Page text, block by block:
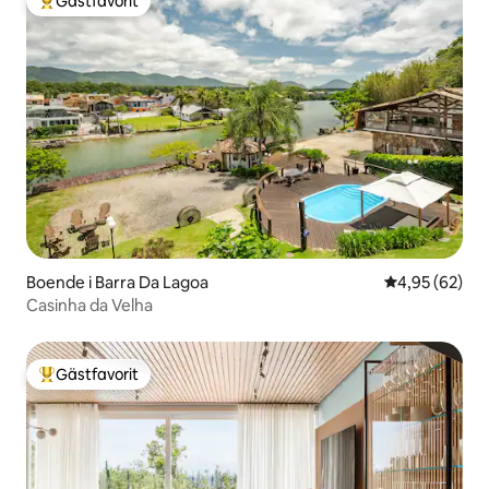
Populär gästfavorit
Boende i Barra Da Lagoa 4,95 av 5 i
4,95 (62)
Casinha da Velha
Populär gästfavorit
Gästfavorit